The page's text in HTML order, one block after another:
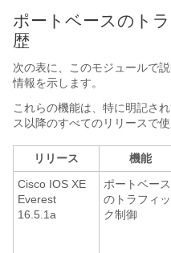
ポートベースのト
歴
次の表に、このモジュールで
情報を示します。
これらの機能は、特に明記さ
ス以降のすべてのリリースで使
リリース 機能
Cisco IOS XE
Everest
16.5.1a
ポートベース
のトラフィッ
ク制御